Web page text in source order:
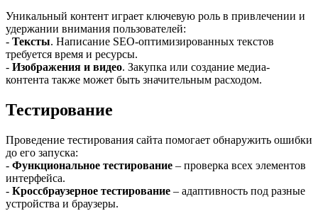
Уникальный контент играет ключевую роль в привлечении и
удержании внимания пользователей:
- Тексты. Написание SEO-оптимизированных текстов
требуется время и ресурсы.
- Изображения и видео. Закупка или создание медиа-
контента также может быть значительным расходом.
Тестирование
Проведение тестирования сайта помогает обнаружить ошибки
до его запуска:
- Функциональное тестирование – проверка всех элементов
интерфейса.
- Кроссбраузерное тестирование – адаптивность под разные
устройства и браузеры.